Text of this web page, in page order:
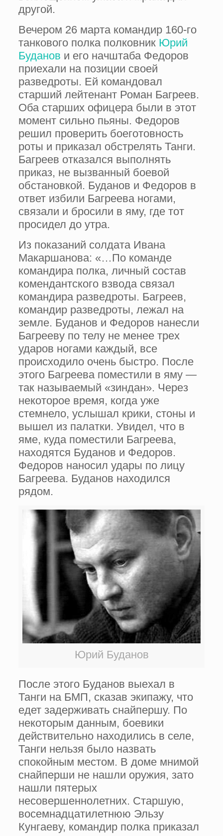
другой.
Вечером 26 марта командир 160-го
танкового полка полковник Юрий
Буданов и его начштаба Федоров
приехали на позиции своей
разведроты. Ей командовал
старший лейтенант Роман Багреев.
Оба старших офицера были в этот
момент сильно пьяны. Федоров
решил проверить боеготовность
роты и приказал обстрелять Танги.
Багреев отказался выполнять
приказ, не вызванный боевой
обстановкой. Буданов и Федоров в
ответ избили Багреева ногами,
связали и бросили в яму, где тот
просидел до утра.
Из показаний солдата Ивана
Макаршанова: «…По команде
командира полка, личный состав
комендантского взвода связал
командира разведроты. Багреев,
командир разведроты, лежал на
земле. Буданов и Федоров нанесли
Багрееву по телу не менее трех
ударов ногами каждый, все
происходило очень быстро. После
этого Багреева поместили в яму —
так называемый «зиндан». Через
некоторое время, когда уже
стемнело, услышал крики, стоны и
вышел из палатки. Увидел, что в
яме, куда поместили Багреева,
находятся Буданов и Федоров.
Федоров наносил удары по лицу
Багреева. Буданов находился
рядом.
Юрий Буданов
После этого Буданов выехал в
Танги на БМП, сказав экипажу, что
едет задерживать снайпершу. По
некоторым данным, боевики
действительно находились в селе,
Танги нельзя было назвать
спокойным местом. В доме мнимой
снайперши не нашли оружия, зато
нашли пятерых
несовершеннолетних. Старшую,
восемнадцатилетнюю Эльзу
Кунгаеву, командир полка приказал